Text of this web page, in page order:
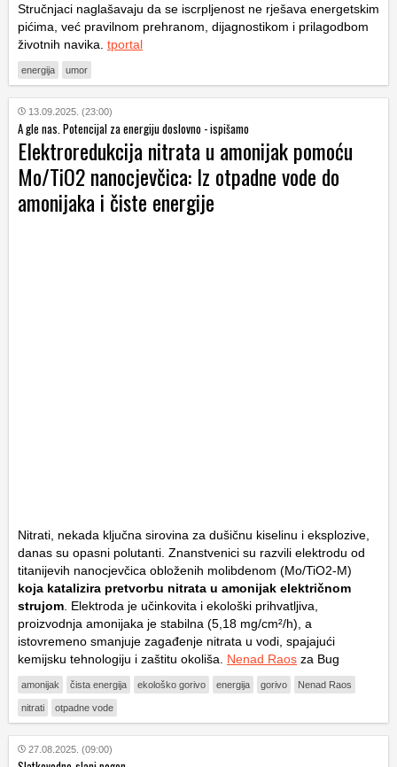
Stručnjaci naglašavaju da se iscrpljenost ne rješava energetskim
pićima, već pravilnom prehranom, dijagnostikom i prilagodbom
životnih navika. tportal
energija umor
13.09.2025. (23:00)
A gle nas. Potencijal za energiju doslovno - ispišamo
Elektroredukcija nitrata u amonijak pomoću
Mo/TiO2 nanocjevčica: Iz otpadne vode do
amonijaka i čiste energije
Nitrati, nekada ključna sirovina za dušičnu kiselinu i eksplozive,
danas su opasni polutanti. Znanstvenici su razvili elektrodu od
titanijevih nanocjevčica obloženih molibdenom (Mo/TiO2-M)
koja katalizira pretvorbu nitrata u amonijak električnom
strujom. Elektroda je učinkovita i ekološki prihvatljiva,
proizvodnja amonijaka je stabilna (5,18 mg/cm²/h), a
istovremeno smanjuje zagađenje nitrata u vodi, spajajući
kemijsku tehnologiju i zaštitu okoliša. Nenad Raos za Bug
amonijak čista energija ekološko gorivo energija gorivo Nenad Raos
nitrati otpadne vode
27.08.2025. (09:00)